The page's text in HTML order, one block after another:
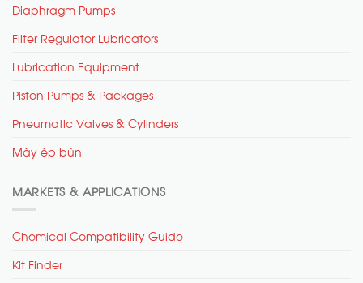
Diaphragm Pumps
Filter Regulator Lubricators
Lubrication Equipment
Piston Pumps & Packages
Pneumatic Valves & Cylinders
Máy ép bùn
MARKETS & APPLICATIONS
Chemical Compatibility Guide
Kit Finder